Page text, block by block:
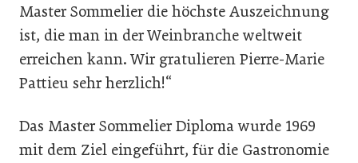
Master Sommelier die höchste Auszeichnung
ist, die man in der Weinbranche weltweit
erreichen kann. Wir gratulieren Pierre-Marie
Pattieu sehr herzlich!“
Das Master Sommelier Diploma wurde 1969
mit dem Ziel eingeführt, für die Gastronomie